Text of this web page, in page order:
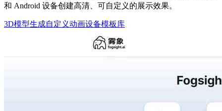
和 Android 设备创建高清、可自定义的展示效果。
3D模型生成自定义动画设备模板库